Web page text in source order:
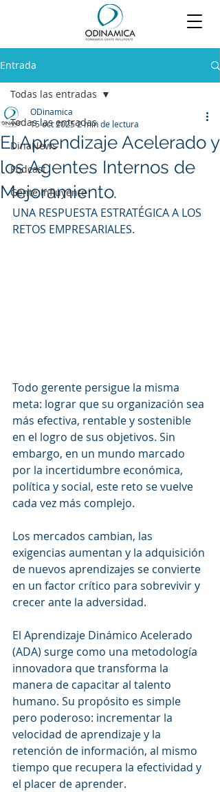
Entrada
Todas las entradas
DinaNews
Podcast
Gente Influyente
Todas las entradas
El Aprendizaje Acelerado y
los Agentes Internos de
Mejoramiento.
ODinamica
15 oct 20252 min de lectura
UNA RESPUESTA ESTRATÉGICA A LOS
RETOS EMPRESARIALES.
Todo gerente persigue la misma
meta: lograr que su organización sea
más efectiva, rentable y sostenible
en el logro de sus objetivos. Sin
embargo, en un mundo marcado
por la incertidumbre económica,
política y social, este reto se vuelve
cada vez más complejo.
Los mercados cambian, las
exigencias aumentan y la adquisición
de nuevos aprendizajes se convierte
en un factor crítico para sobrevivir y
crecer ante la adversidad.
El Aprendizaje Dinámico Acelerado
(ADA) surge como una metodología
innovadora que transforma la
manera de capacitar al talento
humano. Su propósito es simple
pero poderoso: incrementar la
velocidad de aprendizaje y la
retención de información, al mismo
tiempo que recupera la efectividad y
el placer de aprender.